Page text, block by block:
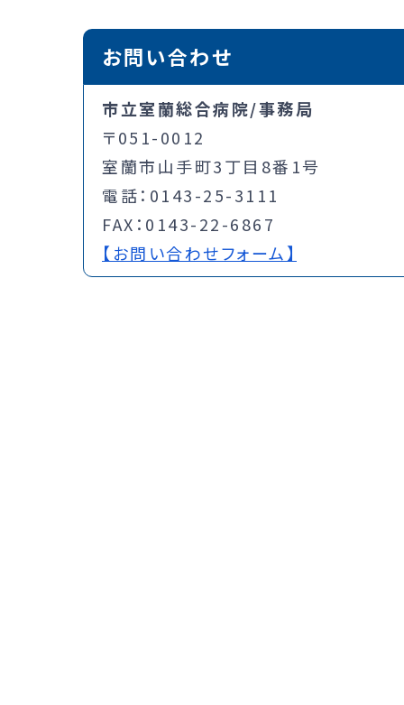
お問い合わせ
市立室蘭総合病院/事務局
〒051-0012
室蘭市山手町3丁目8番1号
電話：0143-25-3111
FAX：0143-22-6867
【お問い合わせフォーム】